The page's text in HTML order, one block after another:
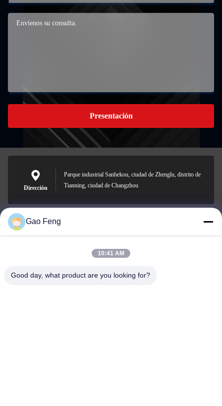
Presentación
Dirección
Parque industrial Sanhekou, ciudad de Zhenglu, distrito de
Tianning, ciudad de Changzhou
suli@sulidry.com
Gao Feng
10:41 AM
Good day, what product are you looking for?